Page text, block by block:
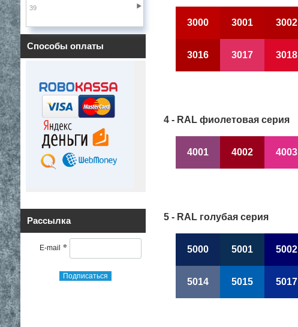
39
Способы оплаты
Рассылка
E-mail *
Подписаться
3000 3001 3002
3016 3017 3018
4 - RAL фиолетовая серия
4001 4002 4003
5 - RAL голубая серия
5000 5001 5002
5014 5015 5017